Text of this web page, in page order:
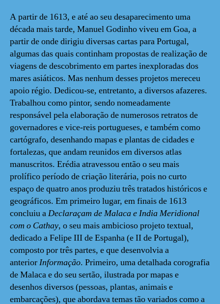
A partir de 1613, e até ao seu desaparecimento uma
década mais tarde, Manuel Godinho viveu em Goa, a
partir de onde dirigiu diversas cartas para Portugal,
algumas das quais continham propostas de realização de
viagens de descobrimento em partes inexploradas dos
mares asiáticos. Mas nenhum desses projetos mereceu
apoio régio. Dedicou-se, entretanto, a diversos afazeres.
Trabalhou como pintor, sendo nomeadamente
responsável pela elaboração de numerosos retratos de
governadores e vice-reis portugueses, e também como
cartógrafo, desenhando mapas e plantas de cidades e
fortalezas, que andam reunidos em diversos atlas
manuscritos. Erédia atravessou então o seu mais
prolífico período de criação literária, pois no curto
espaço de quatro anos produziu três tratados históricos e
geográficos. Em primeiro lugar, em finais de 1613
concluiu aDeclaraçam de Malaca e India Meridional
com o Cathay, o seu mais ambicioso projeto textual,
dedicado a Felipe III de Espanha (e II de Portugal),
composto por três partes, e que desenvolvia a
anteriorInformação. Primeiro, uma detalhada corografia
de Malaca e do seu sertão, ilustrada por mapas e
desenhos diversos (pessoas, plantas, animais e
embarcações), que abordava temas tão variados como a